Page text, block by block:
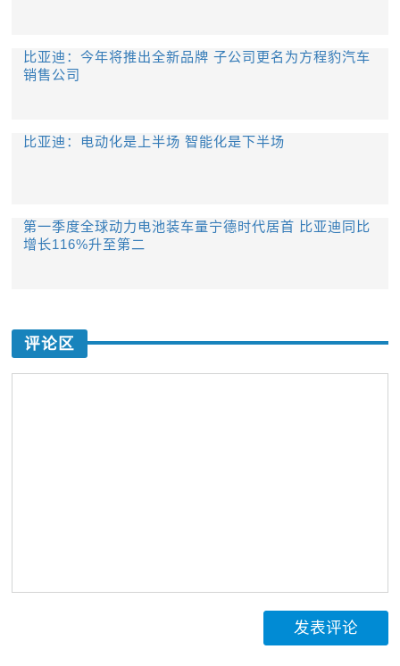
比亚迪：今年将推出全新品牌 子公司更名为方程豹汽车
销售公司
比亚迪：电动化是上半场 智能化是下半场
第一季度全球动力电池装车量宁德时代居首 比亚迪同比
增长116%升至第二
评论区
发表评论